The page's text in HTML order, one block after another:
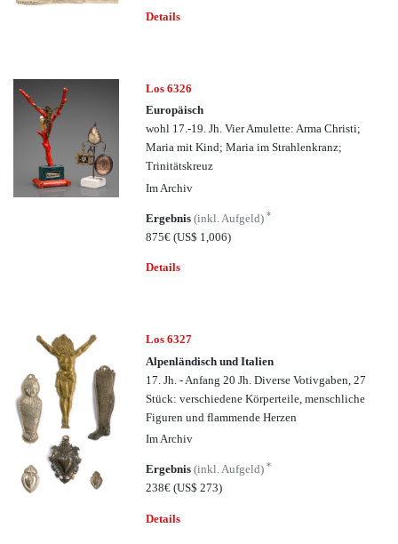
Details
Los 6326
Europäisch
wohl 17.-19. Jh. Vier Amulette: Arma Christi;
Maria mit Kind; Maria im Strahlenkranz;
Trinitätskreuz
Im Archiv
Ergebnis(inkl. Aufgeld)*
875€(US$ 1,006)
Details
Los 6327
Alpenländisch und Italien
17. Jh. - Anfang 20 Jh. Diverse Votivgaben, 27
Stück: verschiedene Körperteile, menschliche
Figuren und flammende Herzen
Im Archiv
Ergebnis(inkl. Aufgeld)*
238€(US$ 273)
Details